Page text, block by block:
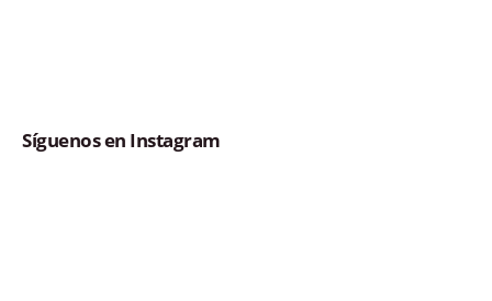
Síguenos en Instagram